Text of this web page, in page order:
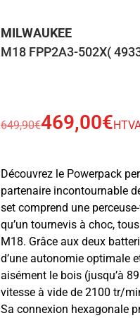
MILWAUKEE
M18 FPP2A3-502X(
649,90€469,00€
Découvrez le Powerpack
partenaire incontournable
set comprend une
qu’un tournevis à choc,
M18. Grâce aux deux
d’une autonomie optimale
aisément le bois (jusqu’à
vitesse à vide de 2100 tr/
Sa connexion hexagonale